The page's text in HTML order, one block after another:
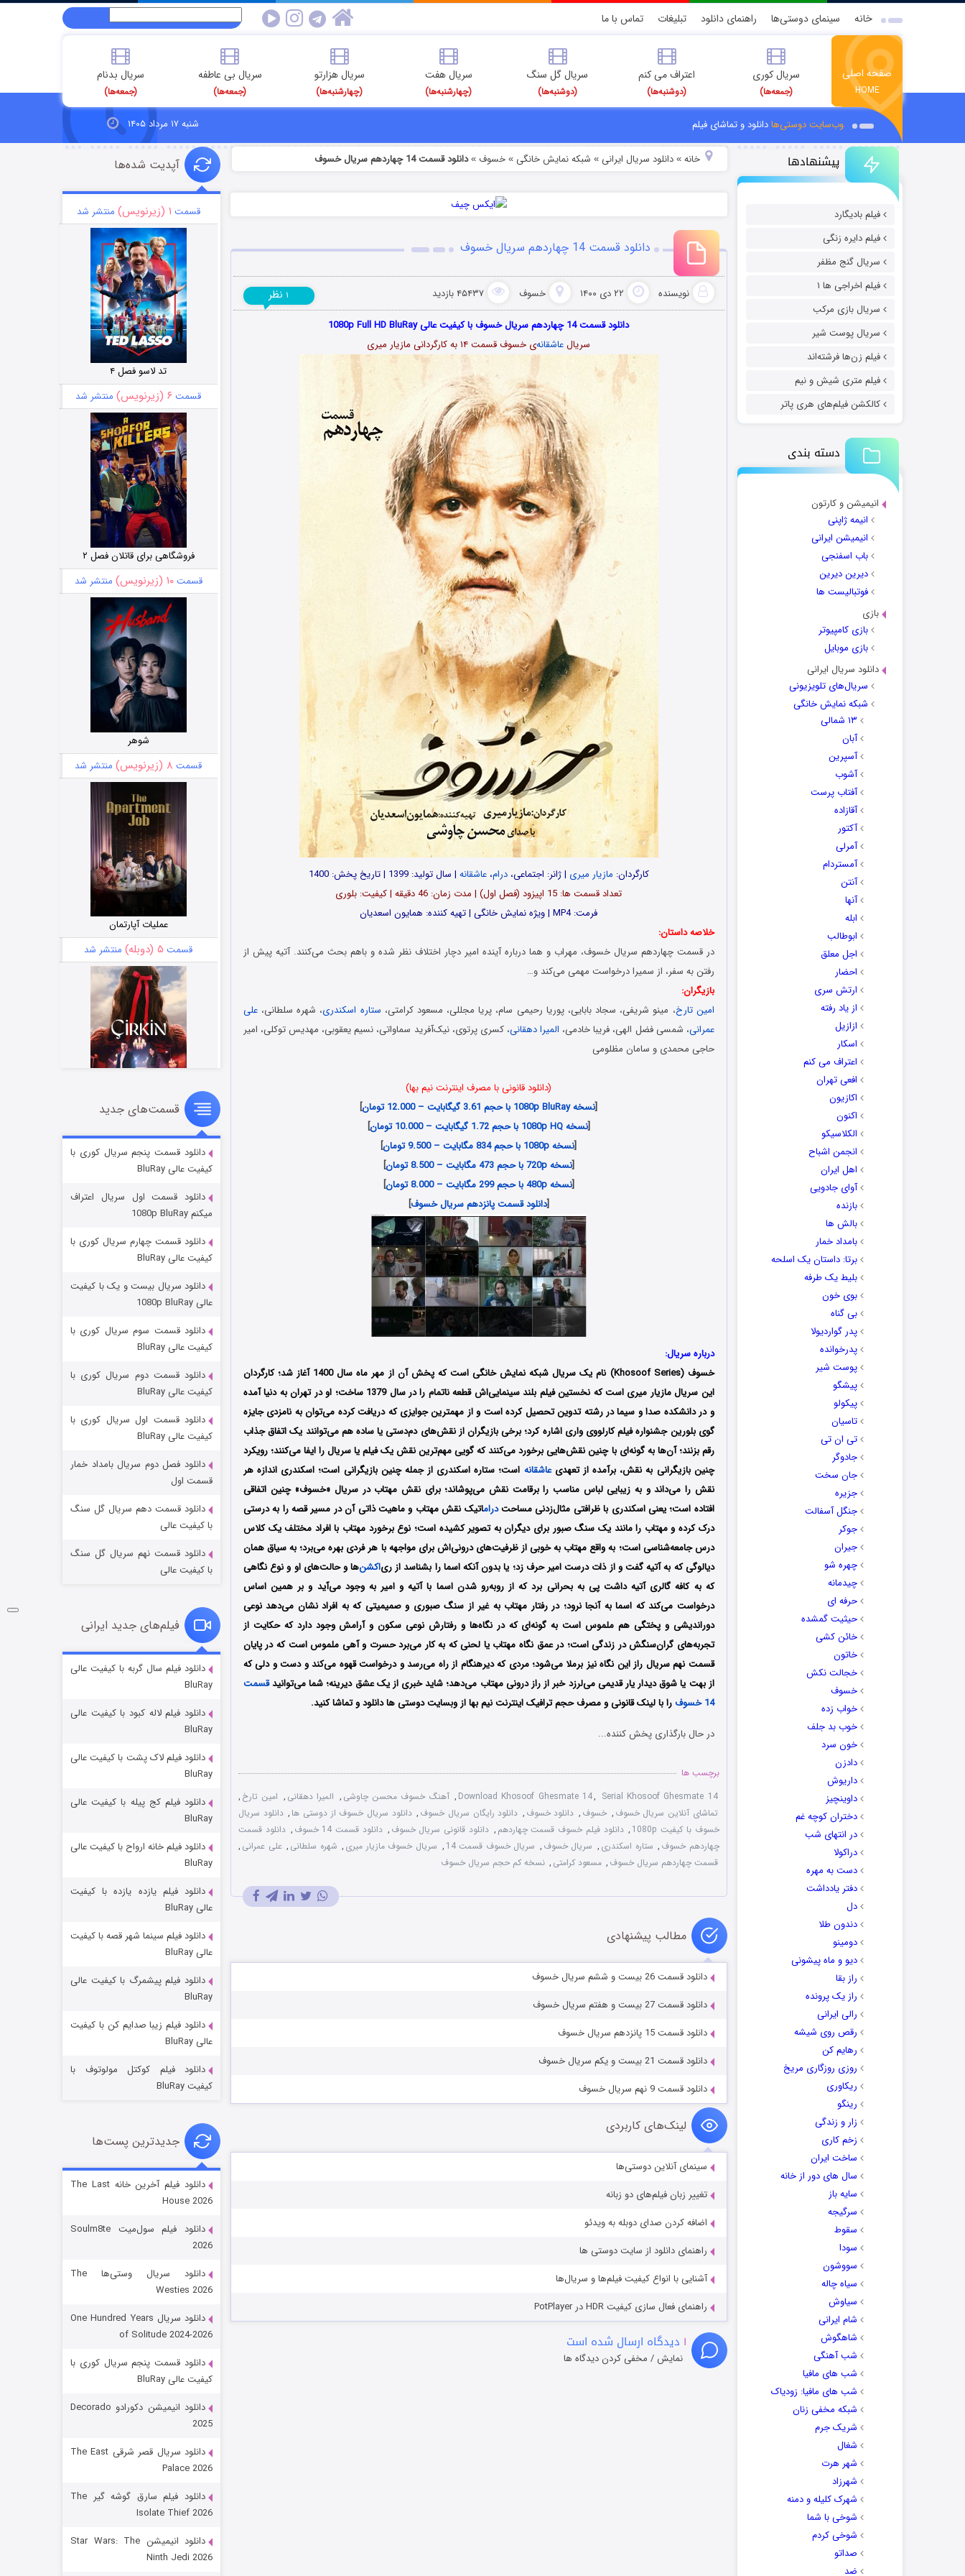
خانه سینمای دوستی‌ها راهنمای دانلود تبلیغات تماس با ما
صفحه اصلی
HOME
سریال کوری
(جمعه‌ها)
اعتراف می کنم
(دوشنبه‌ها)
سریال گل سنگ
(دوشنبه‌ها)
سریال هفت
(چهارشنبه‌ها)
سریال هزارتو
(چهارشنبه‌ها)
سریال بی عاطفه
(جمعه‌ها)
سریال بدنام
(جمعه‌ها)
وب‌سایت دوستی‌هادانلود و تماشای فیلم شنبه ۱۷ مرداد ۱۴۰۵
پیشنهادها
فیلم بادیگارد
فیلم دایره زنگی
سریال گنج مظفر
فیلم اخراجی ها ۱
سریال بازی مرکب
سریال پوست شیر
فیلم زن‌ها فرشته‌اند
فیلم متری شیش و نیم
کالکشن فیلم‌های هری پاتر
دسته بندی
انیمیشن و کارتون
انیمه ژاپنی
انیمیشن ایرانی
باب اسفنجی
دیرین دیرین
فوتبالیست ها
بازی
بازی کامپیوتر
بازی موبایل
دانلود سریال ایرانی
سریال‌های تلویزیونی
شبکه نمایش خانگی
۱۳ شمالی
آبان
آسپرین
آشوب
آفتاب پرست
آقازاده
آکتور
آمرلی
آمستردام
آنتن
آنها
ابله
ابوطالب
اجل معلق
احضار
ارتش سری
از یاد رفته
ازازیل
اسکار
اعتراف می کنم
افعی تهران
اکازیون
اکنون
الکلاسیکو
انجمن اشباح
اهل ایران
آوای جادویی
بازنده
بالش ها
بامداد خمار
برتا: داستان یک اسلحه
بلیط یک‌‌ طرفه
بوی خون
بی گناه
پدر گواردیولا
پدرخوانده
پوست شیر
پیشگو
پیکولو
تاسیان
تی ان تی
جادوگر
جان سخت
جزیره
جنگل آسفالت
جوکر
جیران
چهره شو
چیدمانه
حرفه ای
حیثیت گمشده
خائن کشی
خاتون
خجالت نکش
خسوف
خواب زده
خوب بد جلف
خون سرد
دادزن
داریوش
داوینچیز
دختران کوچه غم
در انتهای شب
دراکولا
دست به مهره
دفتر یادداشت
دل
دندون طلا
دومینو
دیو و ماه پیشونی
راز بقا
راز یک پرونده
رالی ایرانی
رقص روی شیشه
رهایم کن
روزی روزگاری مریخ
ریکاوری
رینگو
زار و زندگی
زخم کاری
ساخت ایران
سال های دور از خانه
سایه باز
سرگیجه
سقوط
سودا
سووشون
سیاه چاله
سیاوش
شام ایرانی
شاهگوش
شب آهنگی
شب های مافیا
شب های مافیا: زودیاک
شبکه مخفی زنان
شریک جرم
شغال
شهر هرت
شهرزاد
شهرک کلیله و دمنه
شوخی با شما
شوخی کردم
صداتو
ضد
خانه» دانلود سریال ایرانی » شبکه نمایش خانگی » خسوف »دانلود قسمت 14 چهاردهم سریال خسوف
دانلود قسمت 14 چهاردهم سریال خسوف
نویسنده ۲۲ دی ۱۴۰۰ خسوف ۴۵۴۳۷ بازدید ۱ نظر
دانلود قسمت 14 چهاردهم سریال خسوف با کیفیت عالی 1080p Full HD BluRay
سریالعاشقانه‌ی خسوف قسمت ۱۴ به کارگردانی مازیار میری
کارگردان: مازیار میری | ژانر: اجتماعی،درام،عاشقانه | سال تولید: 1399 | تاریخ پخش: 1400
تعداد قسمت ها: 15 اپیزود (فصل اول) | مدت زمان: 46 دقیقه | کیفیت: بلوری
فرمت: MP4 | ویژه نمایش خانگی | تهیه کننده: همایون اسعدیان
خلاصه داستان:
در قسمت چهاردهم سریال خسوف، مهراب و هما درباره آینده امیر دچار اختلاف نظر شده و باهم بحث می‌کنند. آتیه پیش از
رفتن به سفر، از سمیرا درخواست مهمی می‌کند و…
بازیگران:
امین تارخ، مینو شریفی، سجاد بابایی، پوریا رحیمی سام، پریا مجللی، مسعود کرامتی، ستاره اسکندری، شهره سلطانی،علی
عمرانی، شمسی فضل الهی، فریبا خادمی، المیرا دهقانی، کسری پرتوی، نیک‌آفرید سماواتی، نسیم یعقوبی، مهدیس توکلی، امیر
حاجی محمدی و سامان مظلومی
(دانلود قانونی با مصرف اینترنت نیم بها)
[نسخه 1080p BluRay با حجم 3.61 گیگابایت – 12.000 تومان
]
[نسخه 1080p HQ با حجم 1.72 گیگابایت – 10.000 تومان
]
[نسخه 1080p با حجم 834 مگابایت – 9.500 تومان
]
[نسخه 720p با حجم 473 مگابایت – 8.500 تومان
]
[نسخه 480p با حجم 299 مگابایت – 8.000 تومان
]
[دانلود قسمت پانزدهم سریال خسوف]
درباره سریال:
خسوف (Khosoof Series) نام یک سریال شبکه نمایش خانگی است که پخش آن از مهر ماه سال 1400 آغاز شد؛ کارگردان
این سریال مازیار میری است که نخستین فیلم بلند سینمایی‌اش قطعه ناتمام را در سال 1379 ساخت؛ او در تهران به دنیا آمده
و در دانشکده صدا و سیما در رشته تدوین تحصیل کرده است و از مهمترین جوایزی که دریافت کرده می‌توان به نامزدی جایزه
گوی بلورین جشنواره فیلم کارلووی واری اشاره کرد؛ برخی بازیگران از نقش‌های دم‌دستی یا ساده هم می‌توانند یک اتفاق جذاب
رقم بزنند؛ آن‌ها به گونه‌ای با چنین نقش‌هایی برخورد می‌کنند که گویی مهم‌ترین نقش یک فیلم یا سریال را ایفا می‌کنند؛ رویکرد
چنین بازیگرانی به نقش، برآمده از تعهدیعاشقانه است؛ ستاره اسکندری از جمله چنین بازیگرانی است؛ اسکندری اندازه هر
نقش را می‌داند و به زیبایی لباس مناسب را برقامت نقش می‌پوشاند؛ برای نقش مهتاب در سریال «خسوف» چنین اتفاقی
افتاده است؛ یعنی اسکندری با ظرافتی مثال‌زدنی مساحتدراماتیک نقش مهتاب و ماهیت ذاتی آن در مسیر قصه را به درستی
درک کرده و مهتاب را مانند یک سنگ صبور برای دیگران به تصویر کشیده است؛ نوع برخورد مهتاب با افراد مختلف یک کلاس
درس جامعه‌شناسی است؛ به واقع مهتاب به خوبی از ظرفیت‌های درونی‌اش برای مواجهه با هر فردی بهره می‌برد؛ به سیاق همان
دیالوگی که به آتیه گفت و از ذات درست امیر حرف زد؛ یا بدون آنکه اسما را بشناسد از ری‌اکشن‌ها و حالت‌های او و نوع نگاهی
که به کافه گالری آتیه داشت پی به بحرانی برد که از روبه‌رو شدن اسما با آتیه و امیر به وجود می‌آید و بر همین اساس
درخواست می‌کند که اسما به آنجا نرود؛ در رفتار مهتاب به غیر از سنگ صبوری و صمیمیتی که به افراد نشان می‌دهد نوعی
دوراندیشی و پختگی هم ملموس است به گونه‌ای که در نگاه‌ها و رفتارش نوعی سکون و آرامش وجود دارد که حکایت از
تجربه‌های گران‌سنگش در زندگی است؛ در عمق نگاه مهتاب یا لحنی که به کار می‌برد حسرت و آهی ملموس است که در پایان
قسمت نهم سریال راز این نگاه نیز برملا می‌شود؛ مردی که دیرهنگام از راه می‌رسد و درخواست قهوه می‌کند و دست و دلی که
از بهت یا شوق دیدار یار قدیمی می‌لرزد خبر از راز درونی مهتاب می‌دهد؛ شاید خبری از یک عشق دیرینه؛ شما می‌توانیدقسمت
14 خسوف
را با لینک قانونی و مصرف حجم ترافیک اینترنت نیم بها از وبسایت دوستی ها دانلود و تماشا کنید.
در حال بارگذاری پخش کننده...
برچسب ها
Download Khosoof Ghesmate 14, Serial Khosoof Ghesmate 14
, آهنگ خسوف محسن چاوشی , المیرا دهقانی , امین تارخ ,
تماشای آنلاین سریال خسوف , خسوف , دانلود خسوف , دانلود رایگان سریال خسوف , دانلود سریال خسوف از دوستی ها , دانلود سریال
خسوف با کیفیت 1080p
, دانلود فیلم خسوف قسمت چهاردهم , دانلود قانونی سریال خسوف , دانلود قسمت 14 خسوف , دانلود قسمت
چهاردهم خسوف , ستاره اسکندری , سریال خسوف , سریال خسوف قسمت 14 , سریال خسوف مازیار میری , شهره سلطانی , علی عمرانی ,
قسمت چهاردهم سریال خسوف , مسعود کرامتی , نسخه کم حجم سریال خسوف
مطالب پیشنهادی
دانلود قسمت 26 بیست و ششم سریال خسوف
دانلود قسمت 27 بیست و هفتم سریال خسوف
دانلود قسمت 15 پانزدهم سریال خسوف
دانلود قسمت 21 بیست و یکم سریال خسوف
دانلود قسمت 9 نهم سریال خسوف
لینک‌های کاربردی
سینمای آنلاین دوستی‌ها
تغییر زبان فیلم‌های دو زبانه
اضافه کردن صدای دوبله به ویدئو
راهنمای دانلود از سایت دوستی ها
آشنایی با انواع کیفیت فیلم‌ها و سریال‌ها
راهنمای فعال سازی کیفیت HDR در PotPlayer
۱ دیدگاه ارسال شده است
نمایش / مخفی کردن دیدگاه ها
آپدیت شده‌ها
قسمت ۱ (زیرنویس) منتشر شد
تد لاسو فصل ۴
قسمت ۶ (زیرنویس) منتشر شد
فروشگاهی برای قاتلان فصل ۲
قسمت۱۰ (زیرنویس) منتشر شد
شوهر
قسمت ۸ (زیرنویس) منتشر شد
عملیات آپارتمان
قسمت ۵ (دوبله) منتشر شد
سریال زشت
قسمت۲ (زیرنویس) منتشر شد
مردگان متحرک: شهر مرده ۳
شکست استوارت در نجات جهان
قسمت ۷ (زیرنویس) منتشر شد
شوگر فصل ۲
قسمت
خاندان اژدها فصل ۳
جادوگری در مغولستان
قسمت
رویایی برای تو
قسمت
قسمت‌های جدید
دانلود قسمت پنجم سریال کوری با
کیفیت عالی BluRay
دانلود قسمت اول سریال اعتراف
میکنم 1080p BluRay
دانلود قسمت چهارم سریال کوری با
کیفیت عالی BluRay
دانلود سریال بیست و یک با کیفیت
عالی 1080p BluRay
دانلود قسمت سوم سریال کوری با
کیفیت عالی BluRay
دانلود قسمت دوم سریال کوری با
کیفیت عالی BluRay
دانلود قسمت اول سریال کوری با
کیفیت عالی BluRay
دانلود فصل دوم سریال بامداد خمار
قسمت اول
دانلود قسمت دهم سریال گل سنگ
با کیفیت عالی
دانلود قسمت نهم سریال گل سنگ
با کیفیت عالی
فیلم‌های جدید ایرانی
دانلود فیلم سال گربه با کیفیت عالی
BluRay
دانلود فیلم لاله کبود با کیفیت عالی
BluRay
دانلود فیلم لاک پشت با کیفیت عالی
BluRay
دانلود فیلم کج‌ پیله با کیفیت عالی
BluRay
دانلود فیلم خانه ارواح با کیفیت عالی
BluRay
دانلود فیلم یازده یازده با کیفیت
عالی BluRay
دانلود فیلم سینما شهر قصه با کیفیت
عالی BluRay
دانلود فیلم پیشمرگ با کیفیت عالی
BluRay
دانلود فیلم زیبا صدایم کن با کیفیت
عالی BluRay
دانلود فیلم کوکتل مولوتوف با
کیفیت BluRay
جدیدترین پست‌ها
دانلود فیلم آخرین خانه The Last
House 2026
دانلود فیلم سول‌میت Soulm8te
2026
دانلود سریال وستی‌ها The
Westies 2026
دانلود سریال One Hundred Years
of Solitude 2024-2026
دانلود قسمت پنجم سریال کوری با
کیفیت عالی BluRay
دانلود انیمیشن دکورادو Decorado
2025
دانلود سریال قصر شرقی The East
Palace 2026
دانلود فیلم سارق گوشه گیر The
Isolate Thief 2026
دانلود انیمیشن Star Wars: The
Ninth Jedi 2026